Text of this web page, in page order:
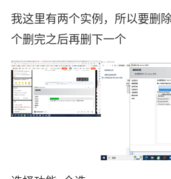
我这里有两个实例，所以要删
个删完之后再删下一个